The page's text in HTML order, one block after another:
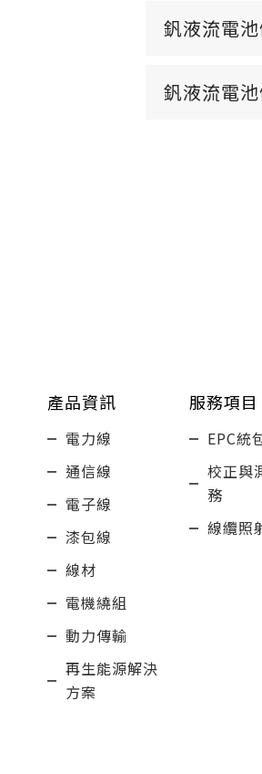
釩液流電
釩液流電
產品資訊
電力線
通信線
電子線
漆包線
線材
電機繞組
動力傳輸
再生能源解決
方案
服務項目
EPC統
校正與
務
線纜照